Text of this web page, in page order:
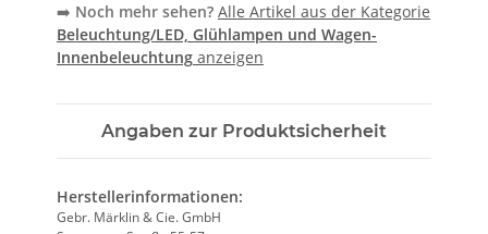
➡️ Noch mehr sehen? Alle Artikel aus der Kategorie
Beleuchtung/LED, Glühlampen und Wagen-
Innenbeleuchtung anzeigen
Angaben zur Produktsicherheit
Herstellerinformationen:
Gebr. Märklin & Cie. GmbH